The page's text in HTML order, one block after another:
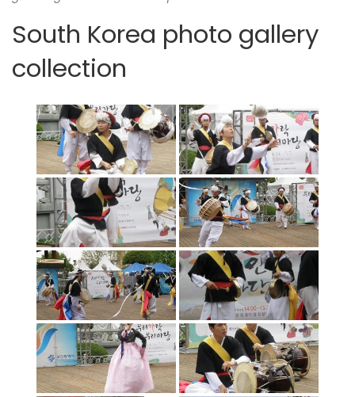
South Korea photo gallery
collection